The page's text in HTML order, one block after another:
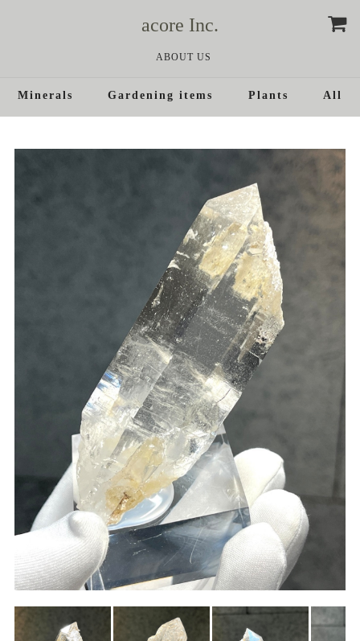
acore Inc.
ABOUT US
Minerals Gardening items Plants All